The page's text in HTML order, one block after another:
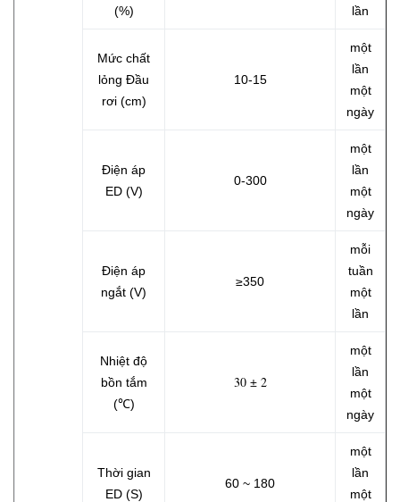
(%)
lần
Mức chất
lỏng Đầu
rơi (cm)
10-15
một
lần
một
ngày
Điện áp
ED (V)
0-300
một
lần
một
ngày
Điện áp
ngắt (V)
≥350
mỗi
tuần
một
lần
Nhiệt độ
bồn tắm
(℃)
30 ± 2
một
lần
một
ngày
Thời gian
ED (S)
60 ~ 180
một
lần
một